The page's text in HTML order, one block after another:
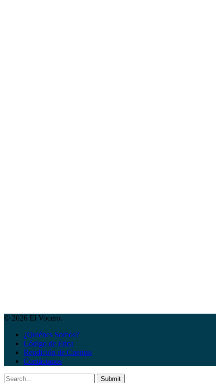
© 2026 El Vocero.
¿Quiénes Somos?
Código de Ética
Rendición de Cuentas
Contáctanos
Submit